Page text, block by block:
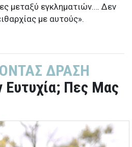
μεταξύ εγκληματιών.… Δεν
με αυτούς».
ΔΡΑΣΗ
Ευτυχία; Πες Μας